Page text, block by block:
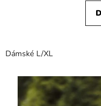
Dámské L/XL